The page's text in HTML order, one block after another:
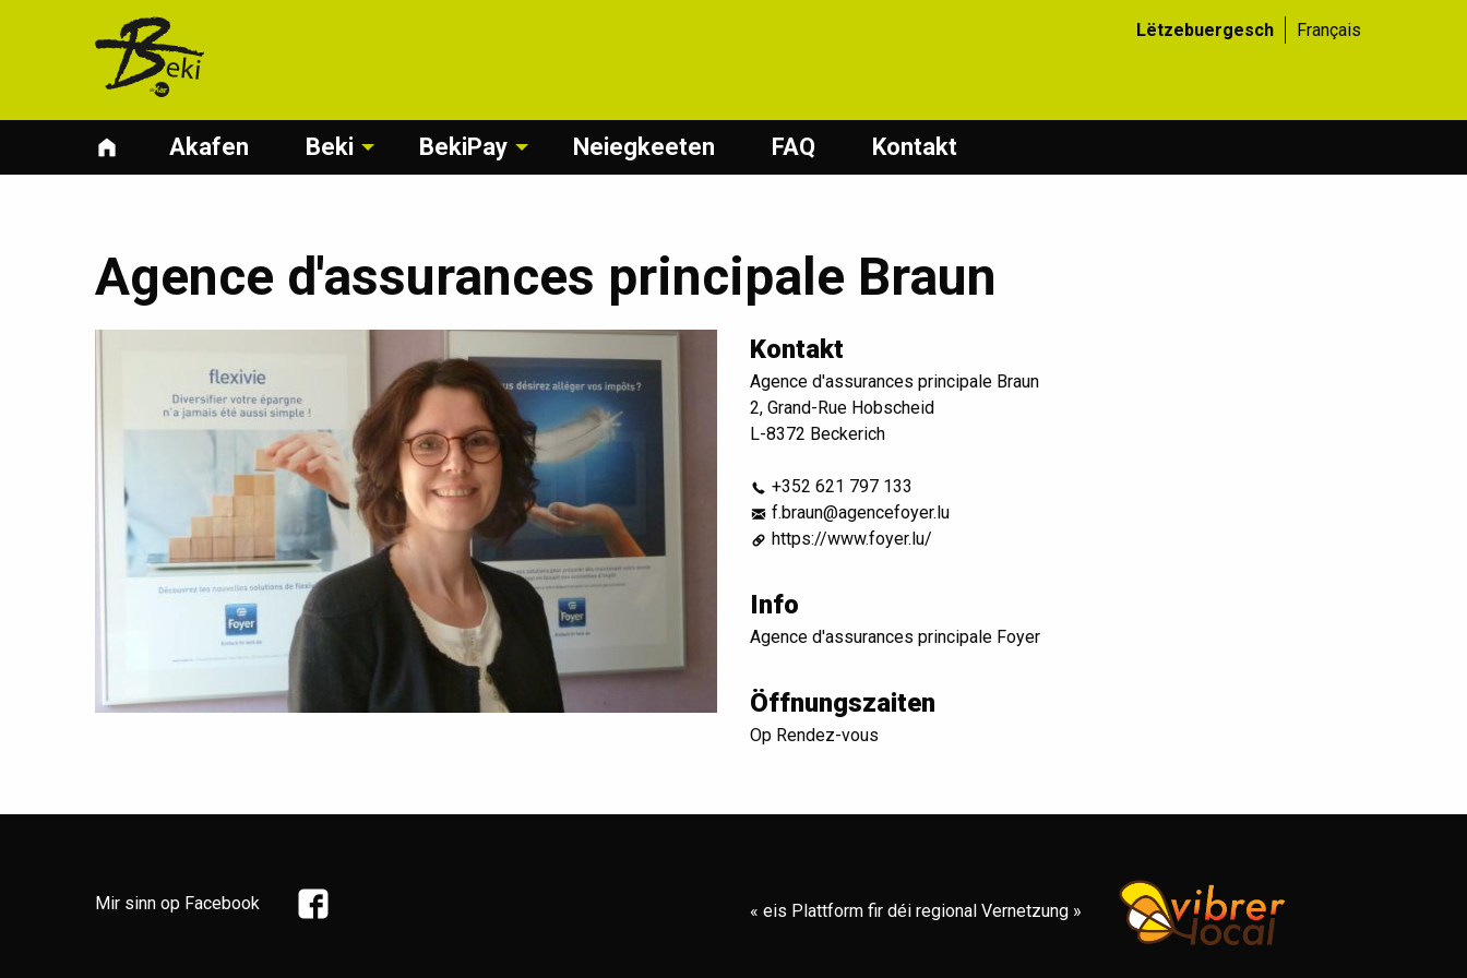
Lëtzebuergesch Français
Akafen Beki BekiPay Neiegkeeten FAQ Kontakt
Agence d'assurances principale Braun
Kontakt
Agence d'assurances principale Braun
2, Grand-Rue Hobscheid
L-8372 Beckerich
+352 621 797 133
f.braun@agencefoyer.lu
https://www.foyer.lu/
Info
Agence d'assurances principale Foyer
Öffnungszaiten
Op Rendez-vous
Mir sinn op Facebook « eis Plattform fir déi regional Vernetzung »